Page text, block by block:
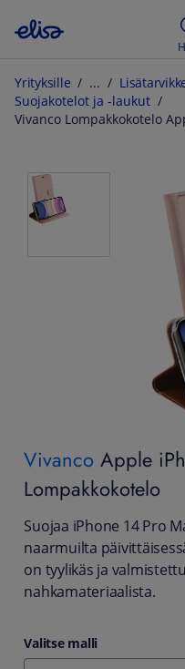
Yrityksille
Suojakotelot ja -laukut
Vivanco Lompakkokotelo
Vivanco Apple
Lompakkokotelo
Suojaa iPhone 14 Pro
naarmuilta
on tyylikäs ja
nahkamateriaalista.
Valitse malli